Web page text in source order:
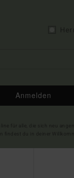
Anmelden